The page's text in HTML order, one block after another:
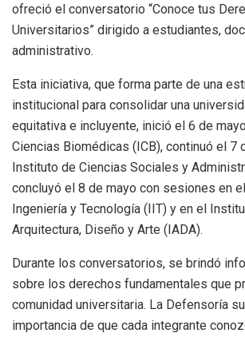
ofreció el conversatorio “Conoce tus
Universitarios” dirigido a estudiantes,
administrativo.
Esta iniciativa, que forma parte de una
institucional para consolidar una
equitativa e incluyente, inició el 6 de
Ciencias Biomédicas (ICB), continuó el 7
Instituto de Ciencias Sociales y
concluyó el 8 de mayo con sesiones en
Ingeniería y Tecnología (IIT) y en el
Arquitectura, Diseño y Arte (IADA).
Durante los conversatorios, se brindó
sobre los derechos fundamentales que
comunidad universitaria. La Defensoría
importancia de que cada integrante